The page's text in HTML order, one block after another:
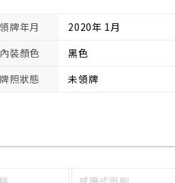
領牌年月
2020年 1月
內裝顏色
黑色
牌照狀態 未領牌